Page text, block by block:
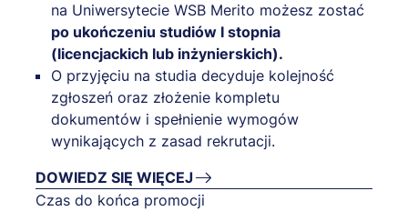
na Uniwersytecie WSB Merito możesz zostać
po ukończeniu studiów I stopnia
(licencjackich lub inżynierskich).
O przyjęciu na studia decyduje kolejność
zgłoszeń oraz złożenie kompletu
dokumentów i spełnienie wymogów
wynikających z zasad rekrutacji.
DOWIEDZ SIĘ WIĘCEJ
Czas do końca promocji